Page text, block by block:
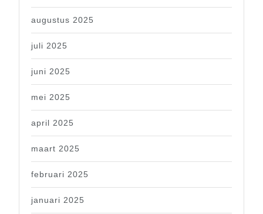
augustus 2025
juli 2025
juni 2025
mei 2025
april 2025
maart 2025
februari 2025
januari 2025